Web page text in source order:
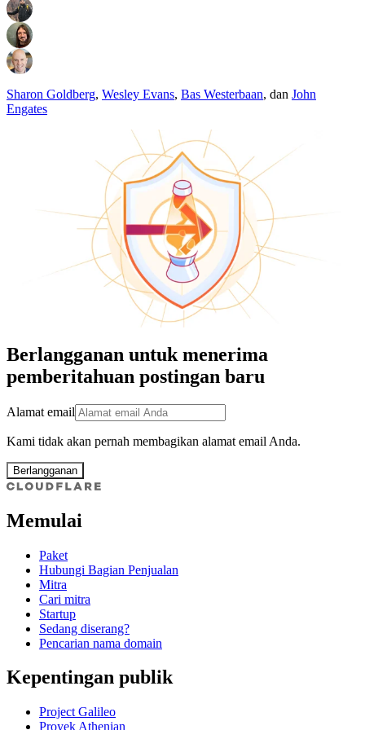
Sharon Goldberg, Wesley Evans, Bas Westerbaan, dan John
Engates
Berlangganan untuk menerima
pemberitahuan postingan baru
Alamat email
Kami tidak akan pernah membagikan alamat email Anda.
Berlangganan
Memulai
Paket
Hubungi Bagian Penjualan
Mitra
Cari mitra
Startup
Sedang diserang?
Pencarian nama domain
Kepentingan publik
Project Galileo
Proyek Athenian